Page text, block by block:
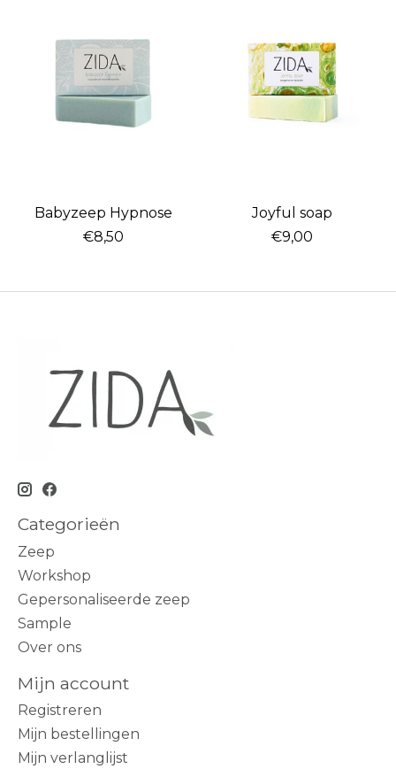
Babyzeep Hypnose
€8,50
Joyful soap
€9,00
Categorieën
Zeep
Workshop
Gepersonaliseerde zeep
Sample
Over ons
Mijn account
Registreren
Mijn bestellingen
Mijn verlanglijst